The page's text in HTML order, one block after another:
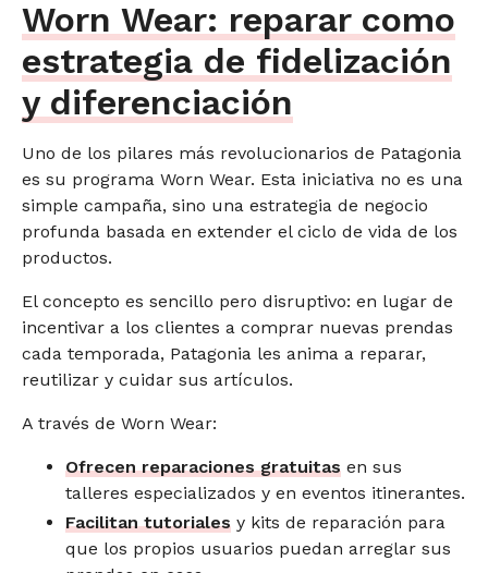
Worn Wear: reparar como
estrategia de fidelización
y diferenciación
Uno de los pilares más revolucionarios de Patagonia
es su programa Worn Wear. Esta iniciativa no es una
simple campaña, sino una estrategia de negocio
profunda basada en extender el ciclo de vida de los
productos.
El concepto es sencillo pero disruptivo: en lugar de
incentivar a los clientes a comprar nuevas prendas
cada temporada, Patagonia les anima a reparar,
reutilizar y cuidar sus artículos.
A través de Worn Wear:
Ofrecen reparaciones gratuitas en sus
talleres especializados y en eventos itinerantes.
Facilitan tutoriales y kits de reparación para
que los propios usuarios puedan arreglar sus